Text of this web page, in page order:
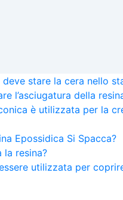
stare la cera nello
l’asciugatura della
è utilizzata per la
Epossidica Si Spacca?
la resina?
utilizzata per